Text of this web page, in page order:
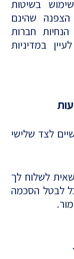
בשיטות
הצפנה שהינם
חברות
במדיניות
לצד שלישי
לשלוח לך
לבטל הסכמה